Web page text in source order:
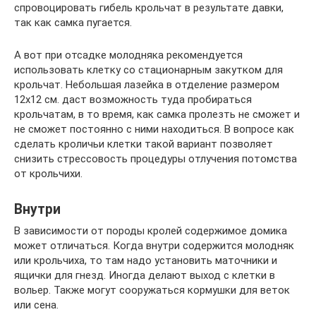
спровоцировать гибель крольчат в результате давки,
так как самка пугается.
А вот при отсадке молодняка рекомендуется
использовать клетку со стационарным закутком для
крольчат. Небольшая лазейка в отделение размером
12х12 см. даст возможность туда пробираться
крольчатам, в то время, как самка пролезть не сможет и
не сможет постоянно с ними находиться. В вопросе как
сделать кроличьи клетки такой вариант позволяет
снизить стрессовость процедуры отлучения потомства
от крольчихи.
Внутри
В зависимости от породы кролей содержимое домика
может отличаться. Когда внутри содержится молодняк
или крольчиха, то там надо установить маточники и
ящички для гнезд. Иногда делают выход с клетки в
вольер. Также могут сооружаться кормушки для веток
или сена.